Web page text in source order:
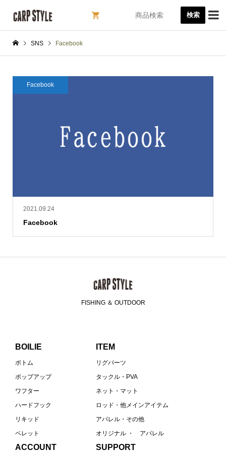
検索 
SNS Facebook
2021.09.24
Facebook
Facebook
FISHING ＆ OUTDOOR
BOILIE
ボトム
ポップアップ
ワフター
ハードフック
リキッド
ペレット
ITEM
リグパーツ
タックル・PVA
ネット・マット
ロッド・他メインアイテム
アパレル・その他
オリジナル ・ アパレル
ACCOUNT SUPPORT